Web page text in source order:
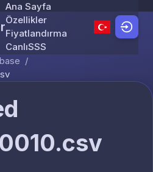
Skip to content
Ana Sayfa
Özellikler
Fiyatlandırma
CanlıSSS
/